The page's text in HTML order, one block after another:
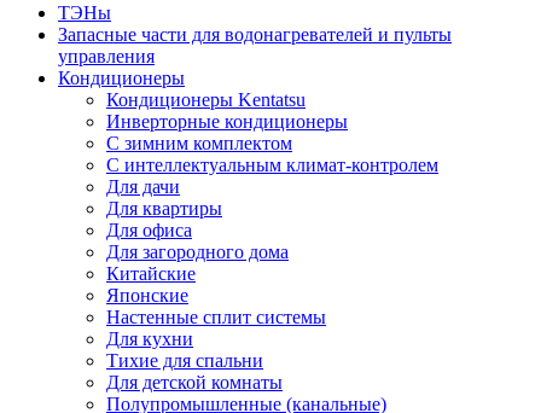
ТЭНы
Запасные части для водонагревателей и пульты
управления
Кондиционеры
Кондиционеры Kentatsu
Инверторные кондиционеры
С зимним комплектом
С интеллектуальным климат-контролем
Для дачи
Для квартиры
Для офиса
Для загородного дома
Китайские
Японские
Настенные сплит системы
Для кухни
Тихие для спальни
Для детской комнаты
Полупромышленные (канальные)